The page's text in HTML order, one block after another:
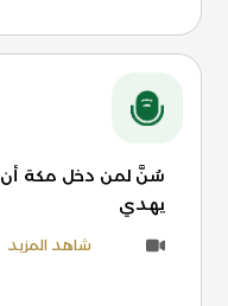
سُنَّ لمن دخل مكة أن
يهدي
شاهد المزيد